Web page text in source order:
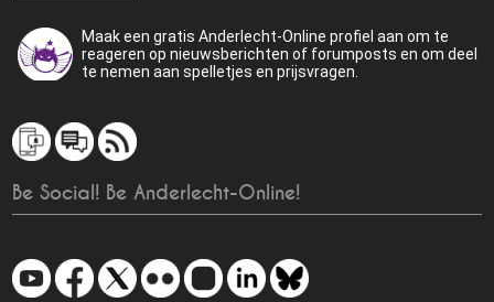
Maak een gratis Anderlecht-Online profiel aan om te
reageren op nieuwsberichten of forumposts en om deel
te nemen aan spelletjes en prijsvragen.
Be Social! Be Anderlecht-Online!